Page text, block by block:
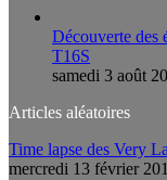
Découverte des
T16S
samedi 3 août
Articles aléatoires
Time lapse des Very
mercredi 13 février